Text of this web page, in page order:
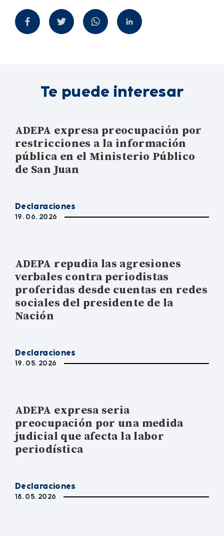
Te puede interesar
ADEPA expresa preocupación por
restricciones a la información
pública en el Ministerio Público
de San Juan
Declaraciones
19. 06. 2026
ADEPA repudia las agresiones
verbales contra periodistas
proferidas desde cuentas en redes
sociales del presidente de la
Nación
Declaraciones
19. 05. 2026
ADEPA expresa seria
preocupación por una medida
judicial que afecta la labor
periodística
Declaraciones
18. 05. 2026